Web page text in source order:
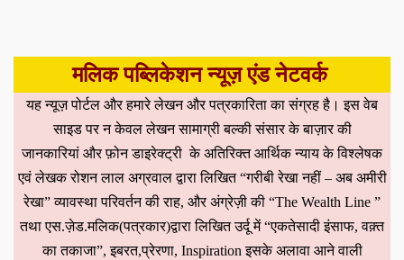
मलिक पब्लिकेशन न्यूज़ एंड नेटवर्क
यह न्यूज़ पोर्टल और हमारे लेखन और पत्रकारिता का संग्रह है। इस वेब
साइड पर न केवल लेखन सामाग्री बल्की संसार के बाज़ार की
जानकारियां और फ़ोन डाइरेक्ट्री के अतिरिक्त आर्थिक न्याय के विश्लेषक
एवं लेखक रोशन लाल अग्रवाल द्वारा लिखित “गरीबी रेखा नहीं – अब अमीरी
रेखा” व्यावस्था परिवर्तन की राह, और अंग्रेज़ी की “The Wealth Line ”
तथा एस.ज़ेड.मलिक(पत्रकार)द्वारा लिखित उर्दू में “एकतेसादी इंसाफ, वक़्त
का तकाजा”, इबरत,प्रेरणा, Inspiration इसके अलावा आने वाली